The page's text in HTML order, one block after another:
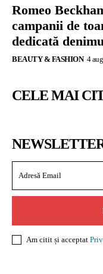
Romeo
campanii de
dedicată
BEAUTY & FASHION 4
CELE MAI
Am citit și acceptat